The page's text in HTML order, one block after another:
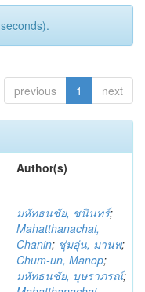
previous 1 next
Author(s)
มหัทธนชัย, ชนินทร์;
Mahatthanachai,
Chanin; ชุ่มอุ่น, มานพ;
Chum-un, Manop;
มหัทธนชัย, บุษราภรณ์;